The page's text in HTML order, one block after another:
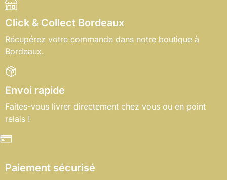
Click & Collect Bordeaux
Récupérez votre commande dans notre boutique à
Bordeaux.
Envoi rapide
Faites-vous livrer directement chez vous ou en point
relais !
Paiement sécurisé